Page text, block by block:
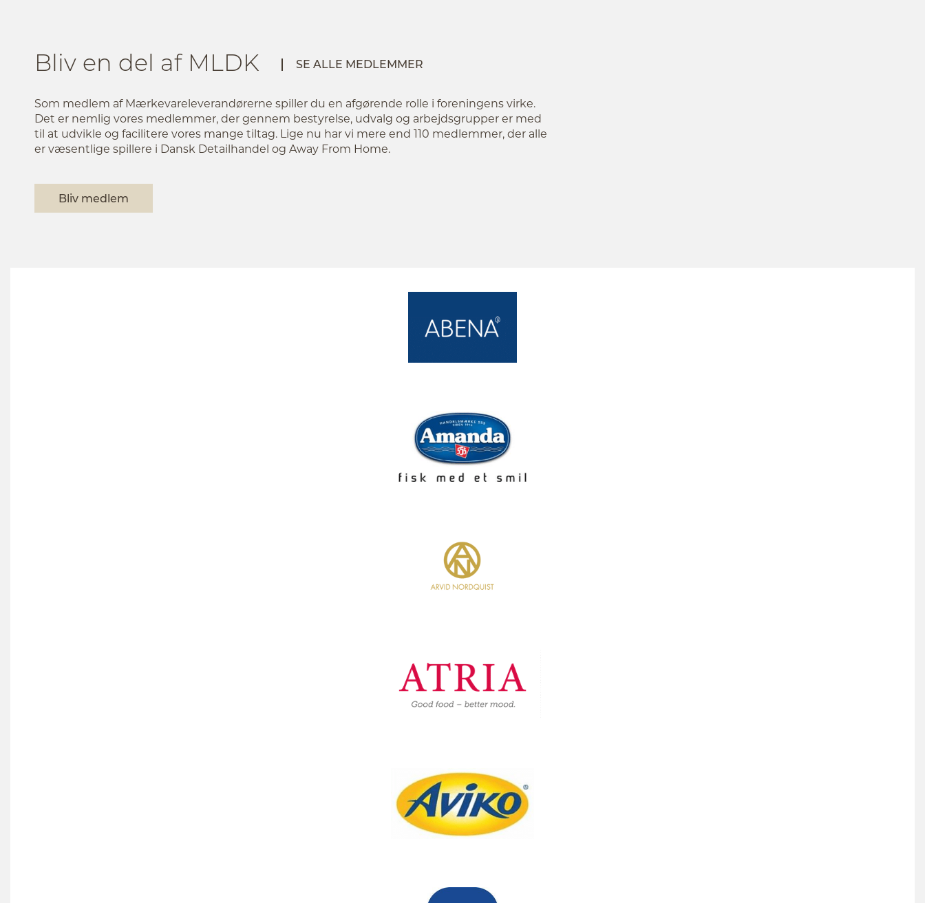
Bliv en del af MLDK SE ALLE MEDLEMMER
Som medlem af Mærkevareleverandørerne spiller du en afgørende rolle i foreningens virke.
Det er nemlig vores medlemmer, der gennem bestyrelse, udvalg og arbejdsgrupper er med
til at udvikle og facilitere vores mange tiltag. Lige nu har vi mere end 110 medlemmer, der alle
er væsentlige spillere i Dansk Detailhandel og Away From Home.
Bliv medlem